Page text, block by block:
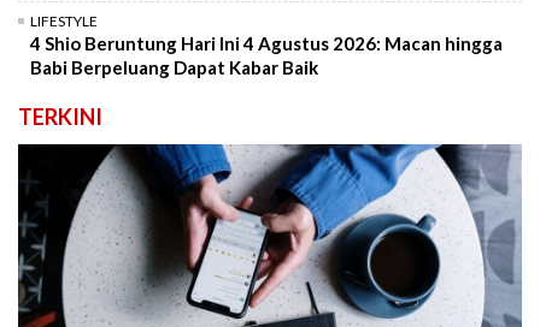
LIFESTYLE
4 Shio Beruntung Hari Ini 4 Agustus 2026: Macan hingga
Babi Berpeluang Dapat Kabar Baik
TERKINI